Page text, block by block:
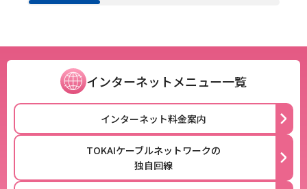
インターネットメニュー一覧
インターネット料金案内
TOKAIケーブルネットワークの
独自回線